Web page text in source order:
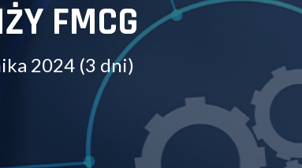
FMCG
2024 (3 dni)